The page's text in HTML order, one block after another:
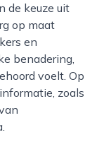
de keuze uit
op maat
en
benadering,
voelt. Op
zoals